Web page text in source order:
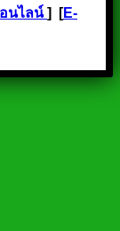
นไลน์] [E-